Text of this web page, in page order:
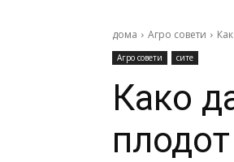
дома Агро совети
Агро совети сите
Како